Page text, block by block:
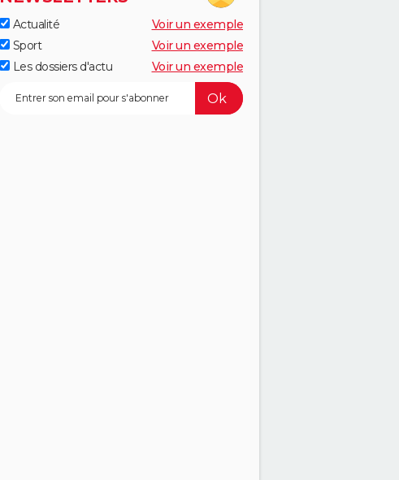
Actualité
Voir un exemple
Sport
Voir un exemple
Les dossiers d'actu
Voir un exemple